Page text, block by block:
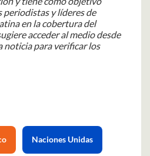
periodistas y líderes de
en la cobertura del
acceder al medio desde
noticia para verificar los
Naciones Unidas